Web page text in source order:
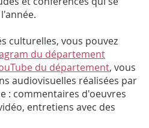
culturelles, vous pouvez
du département
du département, vous
audiovisuelles réalisées par
: commentaires d'oeuvres
entretiens avec des